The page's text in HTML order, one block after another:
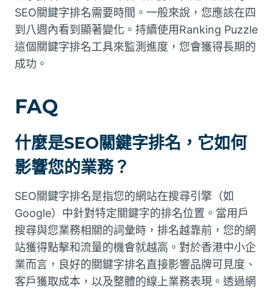
SEO關鍵字排名需要時間。一般來說，您應該在四
到八週內看到顯著變化。持續使用Ranking Puzzle
這個關鍵字排名工具來監測進度，您會獲得長期的
成功。
FAQ
什麼是SEO關鍵字排名，它如何
影響您的業務？
SEO關鍵字排名是指您的網站在搜尋引擎（如
Google）中針對特定關鍵字的排名位置。當用戶
搜尋與您業務相關的詞彙時，排名越靠前，您的網
站獲得點擊和流量的機會就越高。對於香港中小企
業而言，良好的關鍵字排名直接影響品牌可見度、
客戶獲取成本，以及整體的線上業務表現。透過網